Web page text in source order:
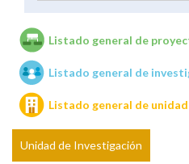
Unidades de
Listado general de
Listado general de
Listado general de
Unidad de Investigación